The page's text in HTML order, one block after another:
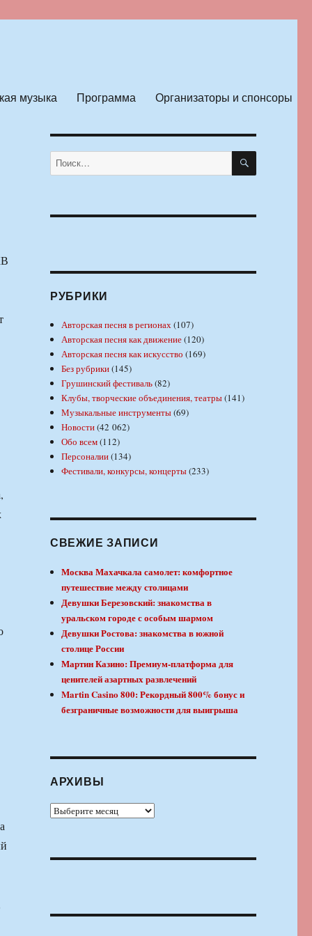
музыка Программа Организаторы и спонсоры
Искать: ПОИСК
РУБРИКИ
Авторская песня в регионах(107)
Авторская песня как движение(120)
Авторская песня как искусство (169)
Без рубрики(145)
Грушинский фестиваль(82)
Клубы, творческие объединения, театры(141)
Музыкальные инструменты(69)
Новости(42 062)
Обо всем(112)
Персоналии(134)
Фестивали, конкурсы, концерты(233)
СВЕЖИЕ ЗАПИСИ
Москва Махачкала самолет: комфортное
путешествие между столицами
Девушки Березовский: знакомства в
уральском городе с особым шармом
Девушки Ростова: знакомства в южной
столице России
Мартин Казино: Премиум-платформа для
ценителей азартных развлечений
Martin Casino 800: Рекордный 800% бонус и
безграничные возможности для выигрыша
АРХИВЫ
Архивы